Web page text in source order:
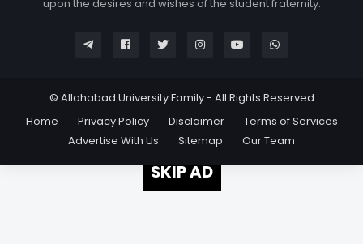
upon the desires and wishes of the student fraternity.
© Allahabad University Family - All Rights Reserved
Home
Privacy Policy Disclaimer
Terms of Services
Advertise With Us
Sitemap Our Team
SKIP AD